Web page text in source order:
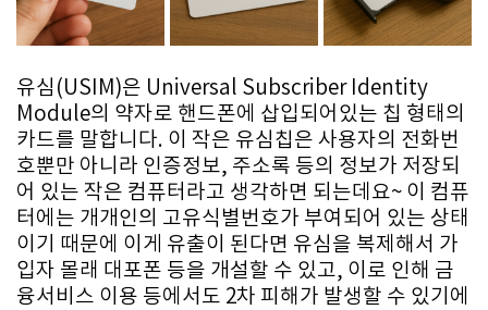
유심(USIM)은 Universal Subscriber Identity
Module의 약자로 핸드폰에 삽입되어있는 칩 형태의
카드를 말합니다. 이 작은 유심칩은 사용자의 전화번
호뿐만 아니라 인증정보, 주소록 등의 정보가 저장되
어 있는 작은 컴퓨터라고 생각하면 되는데요~ 이 컴퓨
터에는 개개인의 고유식별번호가 부여되어 있는 상태
이기 때문에 이게 유출이 된다면 유심을 복제해서 가
입자 몰래 대포폰 등을 개설할 수 있고, 이로 인해 금
융서비스 이용 등에서도 2차 피해가 발생할 수 있기에